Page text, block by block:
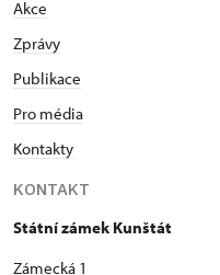
Akce
Zprávy
Publikace
Pro média
Kontakty
KONTAKT
Státní zámek Kunštát
Zámecká 1